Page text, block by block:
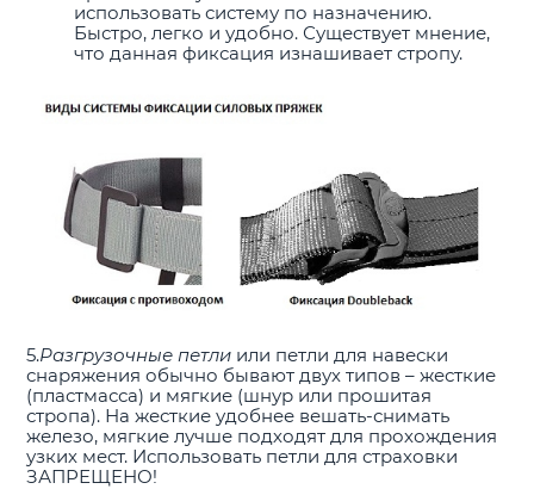
использовать систему по назначению.
Быстро, легко и удобно. Существует мнение,
что данная фиксация изнашивает стропу.
5.Разгрузочные петли или петли для навески
снаряжения обычно бывают двух типов – жесткие
(пластмасса) и мягкие (шнур или прошитая
стропа). На жесткие удобнее вешать-снимать
железо, мягкие лучше подходят для прохождения
узких мест. Использовать петли для страховки
ЗАПРЕЩЕНО!